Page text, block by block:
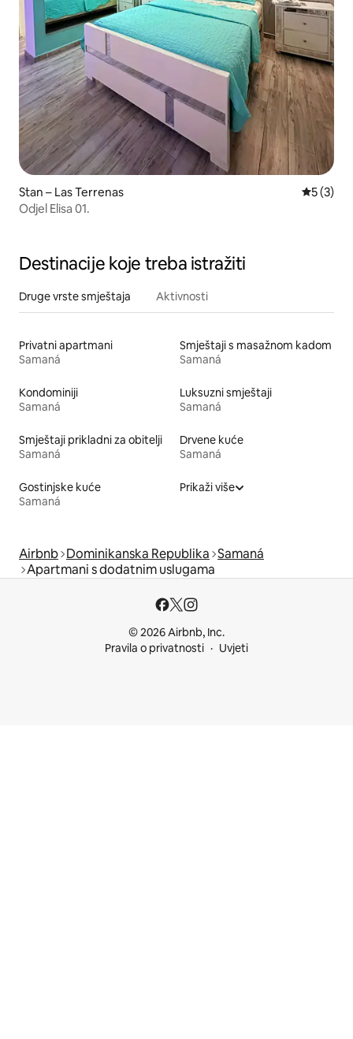
Stan – Las Terrenas
5 (3)
Odjel Elisa 01.
Destinacije koje treba istražiti
Druge vrste smještaja Aktivnosti
Privatni apartmani
Samaná
Smještaji s masažnom kadom
Samaná
Kondominiji
Samaná
Luksuzni smještaji
Samaná
Smještaji prikladni za obitelji
Samaná
Drvene kuće
Samaná
Gostinjske kuće
Samaná
Prikaži više
Airbnb Dominikanska Republika Samaná
Apartmani s dodatnim uslugama
© 2026 Airbnb, Inc.
Pravila o privatnosti
Uvjeti